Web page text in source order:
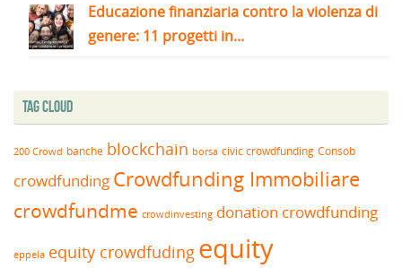
Educazione finanziaria contro la violenza di
genere: 11 progetti in...
Tag Cloud
200 Crowd banche blockchain borsa civic crowdfunding Consob
crowdfunding Crowdfunding Immobiliare
crowdfundme crowdinvesting donation crowdfunding
eppela equity crowdfuding equity